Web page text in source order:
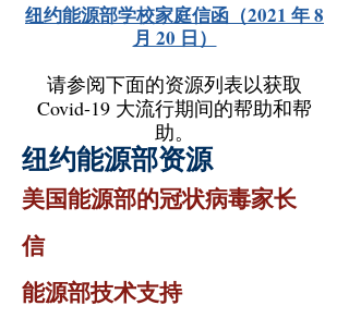
纽约能源部学校家庭信函（2021 年 8
月 20 日）
请参阅下面的资源列表以获取
Covid-19 大流行期间的帮助和帮
助。
纽约能源部资源
美国能源部的冠状病毒家长
信
能源部技术支持